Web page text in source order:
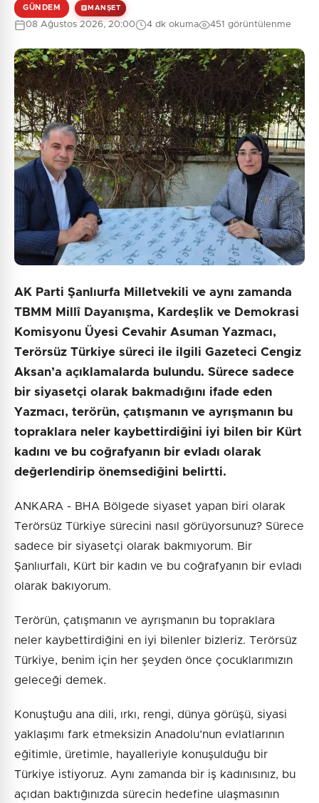
Güvenlik Sorusu:
6 + 9 = ?
Gönder
GÜNDEM MANŞET
08 Ağustos 2026, 20:00 4 dk okuma 451 görüntülenme
AK Parti Şanlıurfa Milletvekili ve aynı zamanda
TBMM Millî Dayanışma, Kardeşlik ve Demokrasi
Komisyonu Üyesi Cevahir Asuman Yazmacı,
Terörsüz Türkiye süreci ile ilgili Gazeteci Cengiz
Aksan’a açıklamalarda bulundu. Sürece sadece
bir siyasetçi olarak bakmadığını ifade eden
Yazmacı, terörün, çatışmanın ve ayrışmanın bu
topraklara neler kaybettirdiğini iyi bilen bir Kürt
kadını ve bu coğrafyanın bir evladı olarak
değerlendirip önemsediğini belirtti.
ANKARA - BHA Bölgede siyaset yapan biri olarak
Terörsüz Türkiye sürecini nasıl görüyorsunuz? Sürece
sadece bir siyasetçi olarak bakmıyorum. Bir
Şanlıurfalı, Kürt bir kadın ve bu coğrafyanın bir evladı
olarak bakıyorum.
Terörün, çatışmanın ve ayrışmanın bu topraklara
neler kaybettirdiğini en iyi bilenler bizleriz. Terörsüz
Türkiye, benim için her şeyden önce çocuklarımızın
geleceği demek.
Konuştuğu ana dili, ırkı, rengi, dünya görüşü, siyasi
yaklaşımı fark etmeksizin Anadolu’nun evlatlarının
eğitimle, üretimle, hayalleriyle konuşulduğu bir
Türkiye istiyoruz. Aynı zamanda bir iş kadınısınız, bu
açıdan baktığınızda sürecin hedefine ulaşmasının